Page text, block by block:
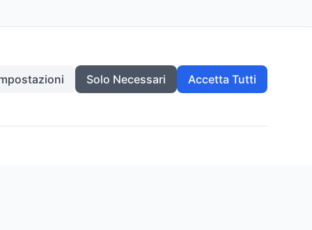
Solo Necessari Accetta Tutti